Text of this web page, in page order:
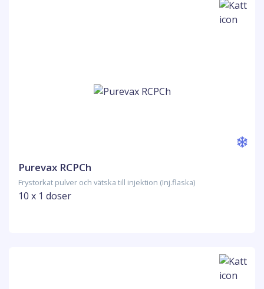
Purevax RCPCh
Frystorkat pulver och vätska till injektion (Inj.flaska)
10 x 1 doser